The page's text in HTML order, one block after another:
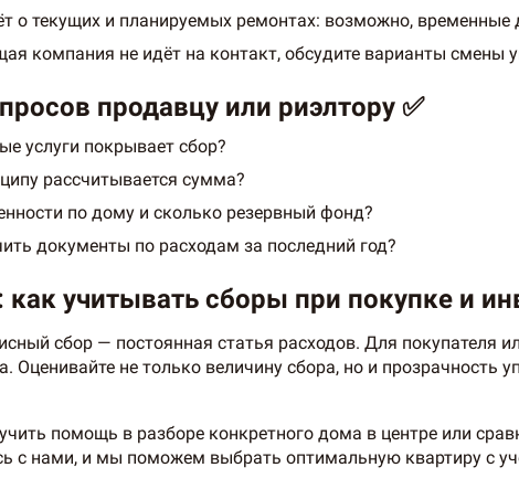
о текущих и планируемых ремонтах: возможно, временные
компания не идёт на контакт, обсудите варианты смены
продавцу или риэлтору ✅
услуги покрывает сбор?
рассчитывается сумма?
по дому и сколько резервный фонд?
документы по расходам за последний год?
учитывать сборы при покупке и
сбор — постоянная статья расходов. Для покупателя
Оценивайте не только величину сбора, но и прозрачность
помощь в разборе конкретного дома в центре или
с нами, и мы поможем выбрать оптимальную квартиру с